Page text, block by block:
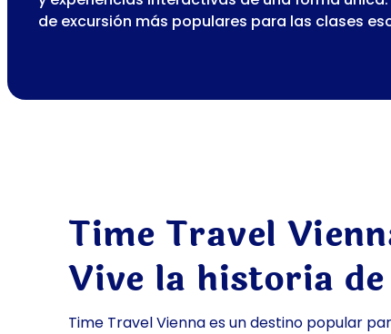
de excursión más populares para las clases
Time Travel
Vive la historia
Time Travel Vienna es un destino popular